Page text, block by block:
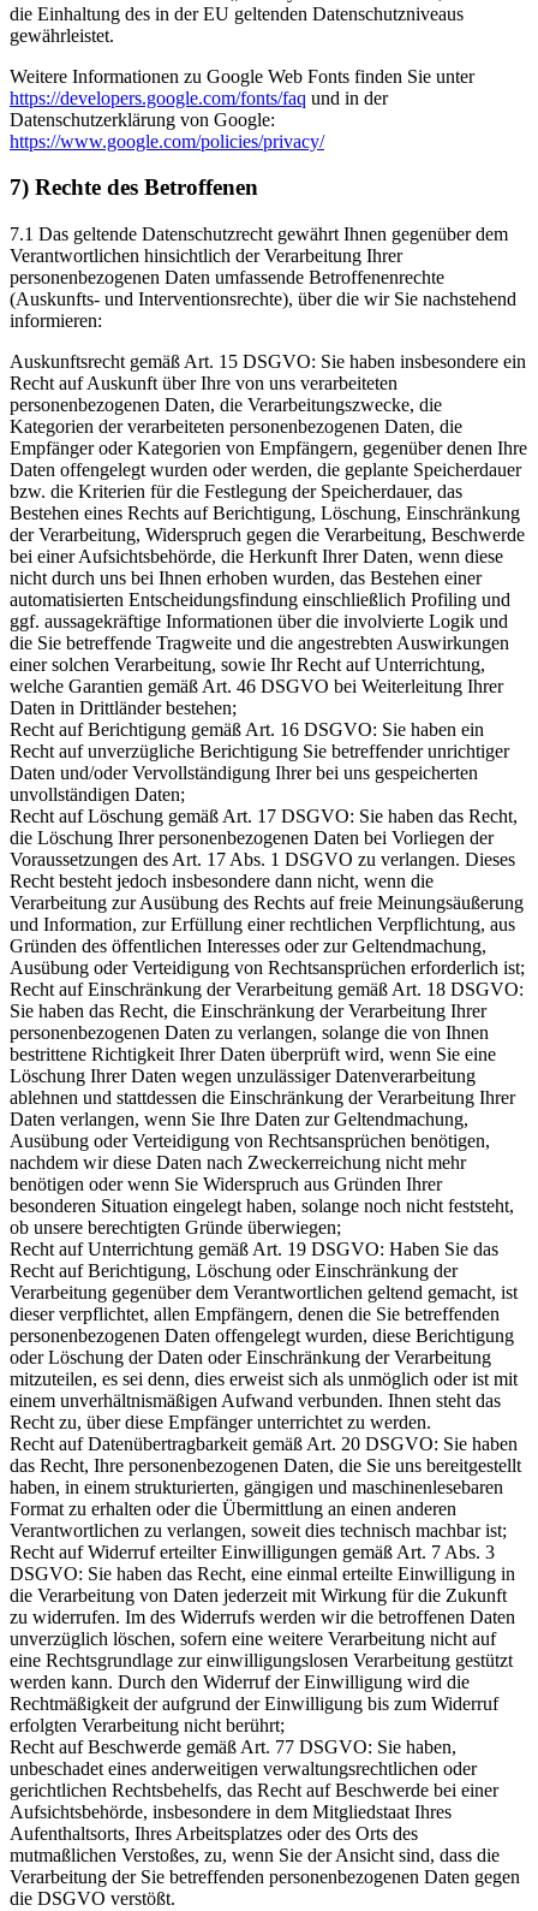
die Einhaltung des in der EU geltenden Datenschutzniveaus
gewährleistet.
Weitere Informationen zu Google Web Fonts finden Sie unter
https://developers.google.com/fonts/faq und in der
Datenschutzerklärung von Google:
https://www.google.com/policies/privacy/
7) Rechte des Betroffenen
7.1 Das geltende Datenschutzrecht gewährt Ihnen gegenüber dem
Verantwortlichen hinsichtlich der Verarbeitung Ihrer
personenbezogenen Daten umfassende Betroffenenrechte
(Auskunfts- und Interventionsrechte), über die wir Sie nachstehend
informieren:
Auskunftsrecht gemäß Art. 15 DSGVO: Sie haben insbesondere ein
Recht auf Auskunft über Ihre von uns verarbeiteten
personenbezogenen Daten, die Verarbeitungszwecke, die
Kategorien der verarbeiteten personenbezogenen Daten, die
Empfänger oder Kategorien von Empfängern, gegenüber denen Ihre
Daten offengelegt wurden oder werden, die geplante Speicherdauer
bzw. die Kriterien für die Festlegung der Speicherdauer, das
Bestehen eines Rechts auf Berichtigung, Löschung, Einschränkung
der Verarbeitung, Widerspruch gegen die Verarbeitung, Beschwerde
bei einer Aufsichtsbehörde, die Herkunft Ihrer Daten, wenn diese
nicht durch uns bei Ihnen erhoben wurden, das Bestehen einer
automatisierten Entscheidungsfindung einschließlich Profiling und
ggf. aussagekräftige Informationen über die involvierte Logik und
die Sie betreffende Tragweite und die angestrebten Auswirkungen
einer solchen Verarbeitung, sowie Ihr Recht auf Unterrichtung,
welche Garantien gemäß Art. 46 DSGVO bei Weiterleitung Ihrer
Daten in Drittländer bestehen;
Recht auf Berichtigung gemäß Art. 16 DSGVO: Sie haben ein
Recht auf unverzügliche Berichtigung Sie betreffender unrichtiger
Daten und/oder Vervollständigung Ihrer bei uns gespeicherten
unvollständigen Daten;
Recht auf Löschung gemäß Art. 17 DSGVO: Sie haben das Recht,
die Löschung Ihrer personenbezogenen Daten bei Vorliegen der
Voraussetzungen des Art. 17 Abs. 1 DSGVO zu verlangen. Dieses
Recht besteht jedoch insbesondere dann nicht, wenn die
Verarbeitung zur Ausübung des Rechts auf freie Meinungsäußerung
und Information, zur Erfüllung einer rechtlichen Verpflichtung, aus
Gründen des öffentlichen Interesses oder zur Geltendmachung,
Ausübung oder Verteidigung von Rechtsansprüchen erforderlich ist;
Recht auf Einschränkung der Verarbeitung gemäß Art. 18 DSGVO:
Sie haben das Recht, die Einschränkung der Verarbeitung Ihrer
personenbezogenen Daten zu verlangen, solange die von Ihnen
bestrittene Richtigkeit Ihrer Daten überprüft wird, wenn Sie eine
Löschung Ihrer Daten wegen unzulässiger Datenverarbeitung
ablehnen und stattdessen die Einschränkung der Verarbeitung Ihrer
Daten verlangen, wenn Sie Ihre Daten zur Geltendmachung,
Ausübung oder Verteidigung von Rechtsansprüchen benötigen,
nachdem wir diese Daten nach Zweckerreichung nicht mehr
benötigen oder wenn Sie Widerspruch aus Gründen Ihrer
besonderen Situation eingelegt haben, solange noch nicht feststeht,
ob unsere berechtigten Gründe überwiegen;
Recht auf Unterrichtung gemäß Art. 19 DSGVO: Haben Sie das
Recht auf Berichtigung, Löschung oder Einschränkung der
Verarbeitung gegenüber dem Verantwortlichen geltend gemacht, ist
dieser verpflichtet, allen Empfängern, denen die Sie betreffenden
personenbezogenen Daten offengelegt wurden, diese Berichtigung
oder Löschung der Daten oder Einschränkung der Verarbeitung
mitzuteilen, es sei denn, dies erweist sich als unmöglich oder ist mit
einem unverhältnismäßigen Aufwand verbunden. Ihnen steht das
Recht zu, über diese Empfänger unterrichtet zu werden.
Recht auf Datenübertragbarkeit gemäß Art. 20 DSGVO: Sie haben
das Recht, Ihre personenbezogenen Daten, die Sie uns bereitgestellt
haben, in einem strukturierten, gängigen und maschinenlesebaren
Format zu erhalten oder die Übermittlung an einen anderen
Verantwortlichen zu verlangen, soweit dies technisch machbar ist;
Recht auf Widerruf erteilter Einwilligungen gemäß Art. 7 Abs. 3
DSGVO: Sie haben das Recht, eine einmal erteilte Einwilligung in
die Verarbeitung von Daten jederzeit mit Wirkung für die Zukunft
zu widerrufen. Im des Widerrufs werden wir die betroffenen Daten
unverzüglich löschen, sofern eine weitere Verarbeitung nicht auf
eine Rechtsgrundlage zur einwilligungslosen Verarbeitung gestützt
werden kann. Durch den Widerruf der Einwilligung wird die
Rechtmäßigkeit der aufgrund der Einwilligung bis zum Widerruf
erfolgten Verarbeitung nicht berührt;
Recht auf Beschwerde gemäß Art. 77 DSGVO: Sie haben,
unbeschadet eines anderweitigen verwaltungsrechtlichen oder
gerichtlichen Rechtsbehelfs, das Recht auf Beschwerde bei einer
Aufsichtsbehörde, insbesondere in dem Mitgliedstaat Ihres
Aufenthaltsorts, Ihres Arbeitsplatzes oder des Orts des
mutmaßlichen Verstoßes, zu, wenn Sie der Ansicht sind, dass die
Verarbeitung der Sie betreffenden personenbezogenen Daten gegen
die DSGVO verstößt.